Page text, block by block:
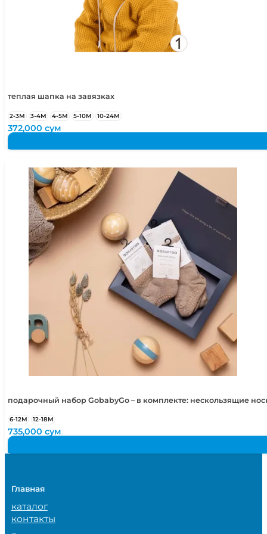
теплая шапка на завязках
2-3М 3-4М 4-5М 5-10М 10-24М
372,000сум
подарочный набор GobabyGo – в комплекте: нескользящие
6-12М 12-18М
735,000сум
Главная
каталог
контакты